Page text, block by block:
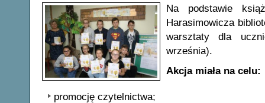
Na podstawie
Harasimowicza
warsztaty dla
września).
Akcja miała na celu:
promocję czytelnictwa;